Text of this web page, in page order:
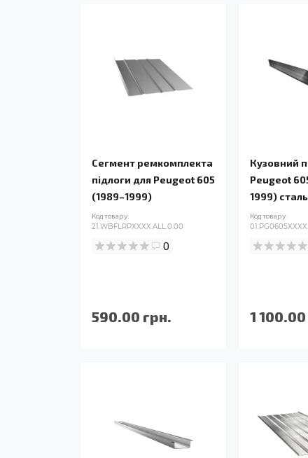
Сегмент ремкомплекта
підлоги для Peugeot 605
(1989–1999)
Код товару:
21.WBFLRPXXXX.ALL.0.00
0
590.00 грн.
Кузовний
Peugeot
1999) сталь
Код товару:
1